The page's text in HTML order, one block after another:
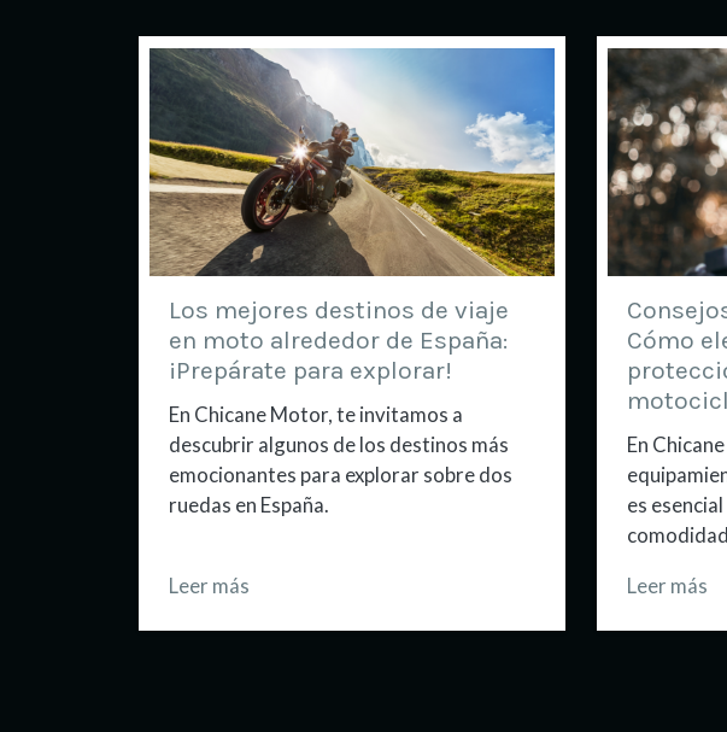
Los mejores destinos de viaje
en moto alrededor de España:
¡Prepárate para explorar!
En Chicane Motor, te invitamos a
descubrir algunos de los destinos más
emocionantes para explorar sobre dos
ruedas en España.
Leer más
Cómo
En
es
Leer más